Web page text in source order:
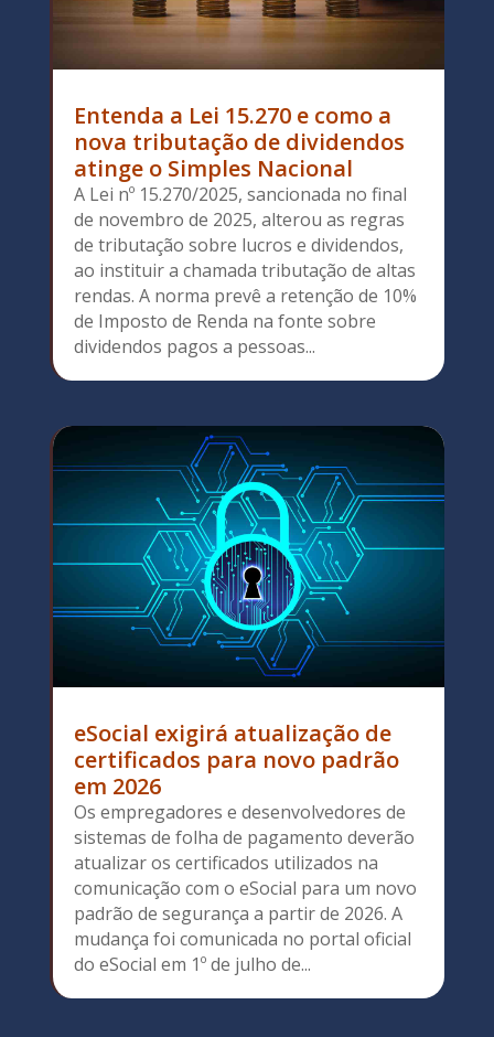
Entenda a Lei 15.270 e como a
nova tributação de dividendos
atinge o Simples Nacional
A Lei nº 15.270/2025, sancionada no final
de novembro de 2025, alterou as regras
de tributação sobre lucros e dividendos,
ao instituir a chamada tributação de altas
rendas. A norma prevê a retenção de 10%
de Imposto de Renda na fonte sobre
dividendos pagos a pessoas...
eSocial exigirá atualização de
certificados para novo padrão
em 2026
Os empregadores e desenvolvedores de
sistemas de folha de pagamento deverão
atualizar os certificados utilizados na
comunicação com o eSocial para um novo
padrão de segurança a partir de 2026. A
mudança foi comunicada no portal oficial
do eSocial em 1º de julho de...